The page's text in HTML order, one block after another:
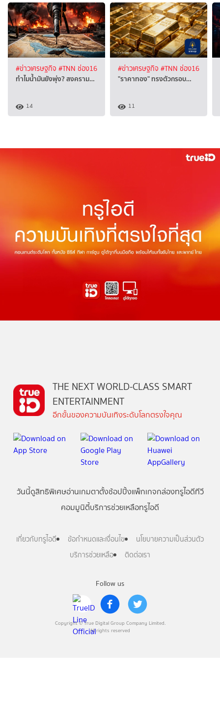
#ข่าวเศรษฐกิจ #TNN ช่อง16
ทำไมน้ำมันยังพุ่ง? สงคราม…
14
#ข่าวเศรษฐกิจ #TNN ช่อง16
"ราคาทอง" ทรงตัวกรอบ…
11
Follow us
Copyright © True Digital Group Company Limited.
All rights reserved
THE NEXT WORLD-CLASS SMART
ENTERTAINMENT
อีกขั้นของความบันเทิงระดับโลกตรงใจคุณ
วันนี้ดูสิทธิพิเศษอ่านเกมตาตั้งช้อปปิ้งแพ็กเกจกล่องทรูไอดีทีวี
คอมมูนิตี้บริการช่วยเหลือทรูไอดี
เกี่ยวกับทรูไอดี ข้อกำหนดและเงื่อนไข
นโยบายความเป็นส่วนตัว
บริการช่วยเหลือ
ติดต่อเรา